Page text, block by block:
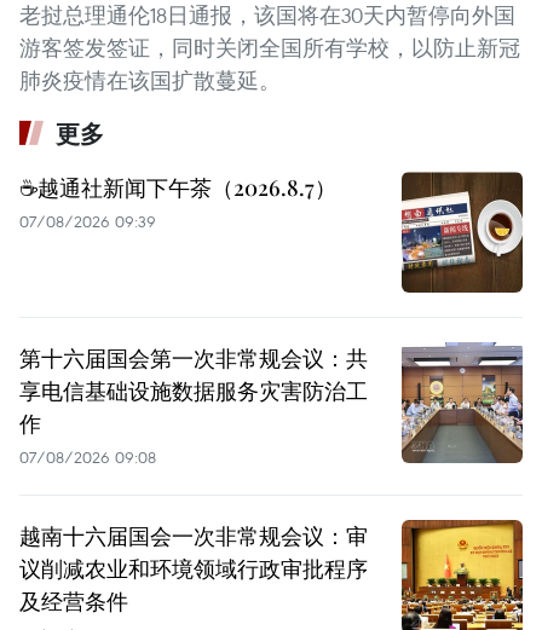
老挝总理通伦18日通报，该国将在30天内暂停向外国
游客签发签证，同时关闭全国所有学校，以防止新冠
肺炎疫情在该国扩散蔓延。
更多
☕️越通社新闻下午茶（2026.8.7）
07/08/2026 09:39
第十六届国会第一次非常规会议：共
享电信基础设施数据服务灾害防治工
作
07/08/2026 09:08
越南十六届国会一次非常规会议：审
议削减农业和环境领域行政审批程序
及经营条件